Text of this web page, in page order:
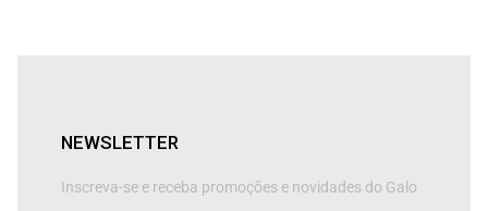
NEWSLETTER
Inscreva-se e receba promoções e novidades do Galo